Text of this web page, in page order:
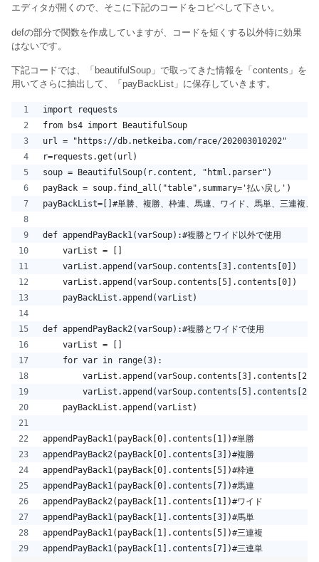
エディタが開くので、そこに下記のコードをコピペして下さい。
defの部分で関数を作成していますが、コードを短くする以外特に効果
はないです。
下記コードでは、「beautifulSoup」で取ってきた情報を「contents」を
用いてさらに抽出して、「payBackList」に保存していきます。
import requests
from bs4 import BeautifulSoup
url = "https://db.netkeiba.com/race/202003010202"
r=requests.get(url)
soup = BeautifulSoup(r.content, "html.parser")
payBack = soup.find_all("table",summary='払い戻し')
payBackList=[]#単勝、複勝、枠連、馬連、ワイド、馬単、三連複、
def appendPayBack1(varSoup):#複勝とワイド以外で使用
    varList = []
    varList.append(varSoup.contents[3].contents[0])
    varList.append(varSoup.contents[5].contents[0])
    payBackList.append(varList)
def appendPayBack2(varSoup):#複勝とワイドで使用
    varList = []
    for var in range(3):
    payBackList.append(varList)
appendPayBack1(payBack[0].contents[1])#単勝
appendPayBack2(payBack[0].contents[3])#複勝
appendPayBack1(payBack[0].contents[5])#枠連
appendPayBack1(payBack[0].contents[7])#馬連
appendPayBack2(payBack[1].contents[1])#ワイド
appendPayBack1(payBack[1].contents[3])#馬単
appendPayBack1(payBack[1].contents[5])#三連複
appendPayBack1(payBack[1].contents[7])#三連単